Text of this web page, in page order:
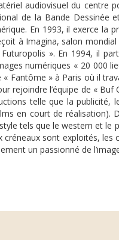
audiovisuel du centre
de la Bande Dessinée
En 1993, il exerce la
à Imagina, salon
». En 1994, il
numériques « 20 000
Fantôme » à Paris où il
rejoindre l’équipe de «
telle que la publicité,
en court de
tels que le western et le
créneaux sont exploités,
un passionné de